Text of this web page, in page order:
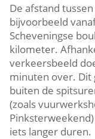
De afstand
bijvoorbeeld
Scheveningse
kilometer.
verkeersbeeld
minuten over.
buiten de
(zoals
iets langer duren.